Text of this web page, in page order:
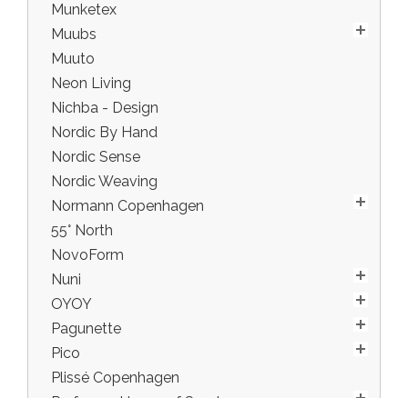
Munketex
Muubs
Muuto
Neon Living
Nichba - Design
Nordic By Hand
Nordic Sense
Nordic Weaving
Normann Copenhagen
55° North
NovoForm
Nuni
OYOY
Pagunette
Pico
Plissé Copenhagen